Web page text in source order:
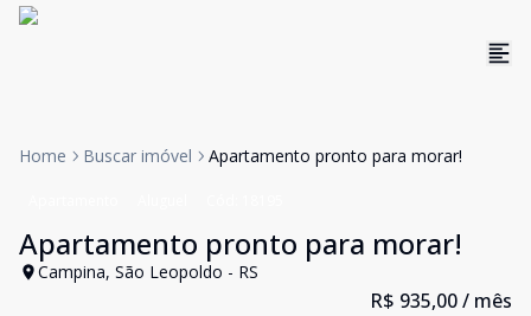
Home Buscar imóvel Apartamento pronto para morar!
Apartamento pronto para morar!
Campina, São Leopoldo - RS
R$ 935,00/ mês